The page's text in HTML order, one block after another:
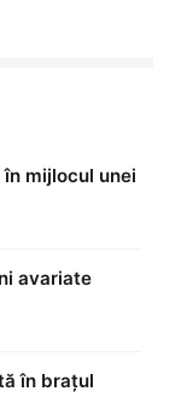
mijlocul unei
avariate
în brațul